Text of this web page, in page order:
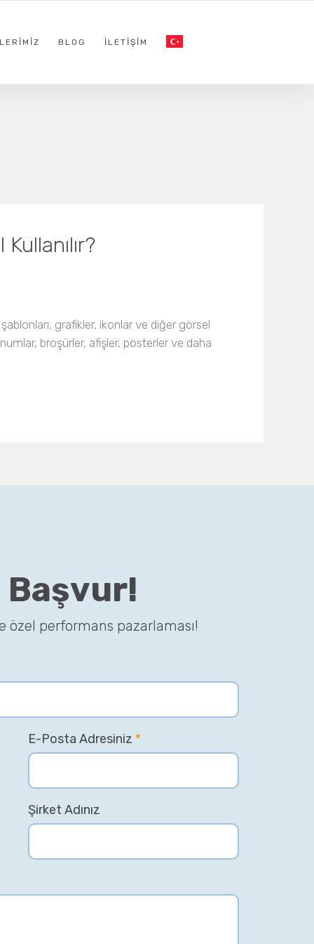
BLOG İLETIŞIM
grafikler, ikonlar ve diğer görsel
broşürler, afişler, posterler ve daha
Başvur!
özel performans pazarlaması!
E-Posta Adresiniz *
Şirket Adınız